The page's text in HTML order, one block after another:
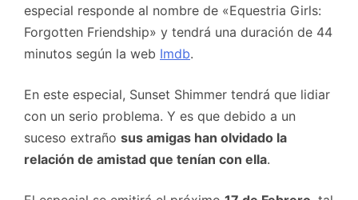
especial responde al nombre de «Equestria Girls:
Forgotten Friendship» y tendrá una duración de 44
minutos según la web Imdb.
En este especial, Sunset Shimmer tendrá que lidiar
con un serio problema. Y es que debido a un
suceso extraño sus amigas han olvidado la
relación de amistad que tenían con ella.